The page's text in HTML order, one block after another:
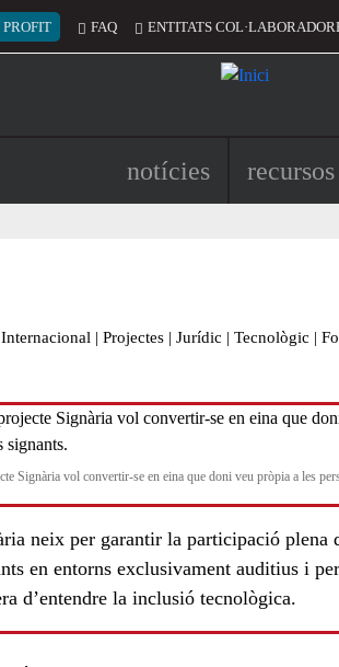
del compte d'usuari
PROFIT FAQ ENTITATS
Navegació
notícies recursos
Internacional | Projectes | Jurídic | Tecnològic |
Signària vol convertir-se en eina que doni veu pròpia a les
neix per garantir la participació plena
en entorns exclusivament auditius i
d’entendre la inclusió tecnològica.